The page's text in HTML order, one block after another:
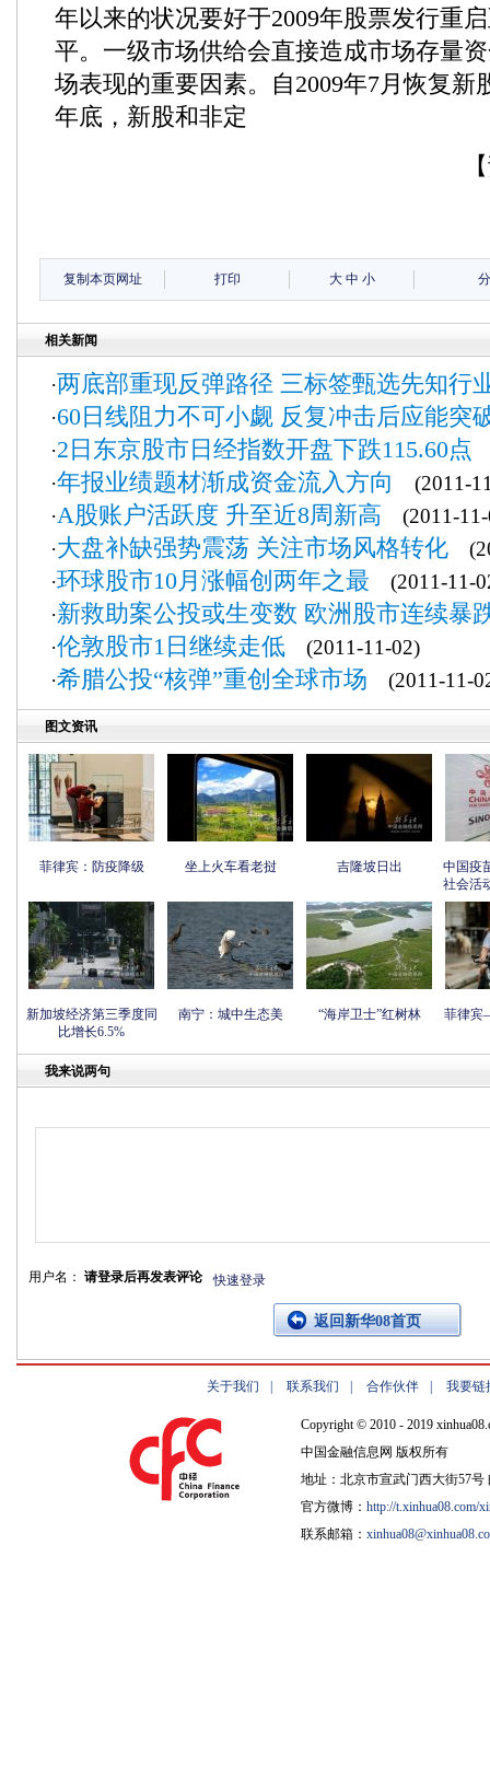
年以来的状况要好于2009年股票发行重
平。一级市场供给会直接造成市场存量
场表现的重要因素。自2009年7月恢复新
年底，新股和非定
复制本页网址 打印 大 中 小
相关新闻
·两底部重现反弹路径 三标签甄选先知行
·60日线阻力不可小觑 反复冲击后应能突
·2日东京股市日经指数开盘下跌115.60点
·年报业绩题材渐成资金流入方向
(2011-
·A股账户活跃度 升至近8周新高 (2011-11-
·大盘补缺强势震荡 关注市场风格转化
·环球股市10月涨幅创两年之最 (2011-11-
·新救助案公投或生变数 欧洲股市连续暴
·伦敦股市1日继续走低 (2011-11-02)
·希腊公投“核弹”重创全球市场 (2011-11-
图文资讯
菲律宾：防疫降级 坐上火车看老挝 吉隆坡日出
中国疫
社会活
新加坡经济第三季度同
比增长6.5%
南宁：城中生态美 “海岸卫士”红树林 菲律宾
我来说两句
用户名： 请登录后再发表评论 快速登录
返回新华08首页
关于我们 联系我们 合作伙伴 我要链
Copyright © 2010 - 2019
中国金融信息网 版权所有
地址：北京市宣武门西大街57号
官方微博： http://t.xinhua08.com/
联系邮箱：